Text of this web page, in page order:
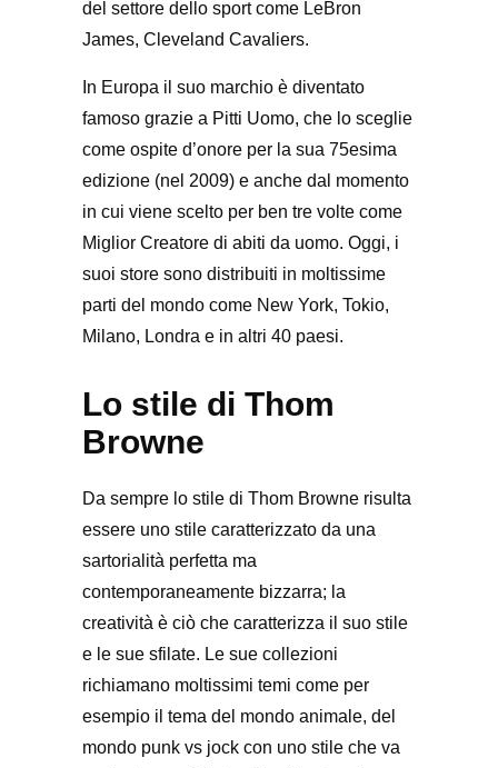
del settore dello sport come LeBron
James, Cleveland Cavaliers.
In Europa il suo marchio è diventato
famoso grazie a Pitti Uomo, che lo sceglie
come ospite d’onore per la sua 75esima
edizione (nel 2009) e anche dal momento
in cui viene scelto per ben tre volte come
Miglior Creatore di abiti da uomo. Oggi, i
suoi store sono distribuiti in moltissime
parti del mondo come New York, Tokio,
Milano, Londra e in altri 40 paesi.
Lo stile di Thom
Browne
Da sempre lo stile di Thom Browne risulta
essere uno stile caratterizzato da una
sartorialità perfetta ma
contemporaneamente bizzarra; la
creatività è ciò che caratterizza il suo stile
e le sue sfilate. Le sue collezioni
richiamano moltissimi temi come per
esempio il tema del mondo animale, del
mondo punk vs jock con uno stile che va